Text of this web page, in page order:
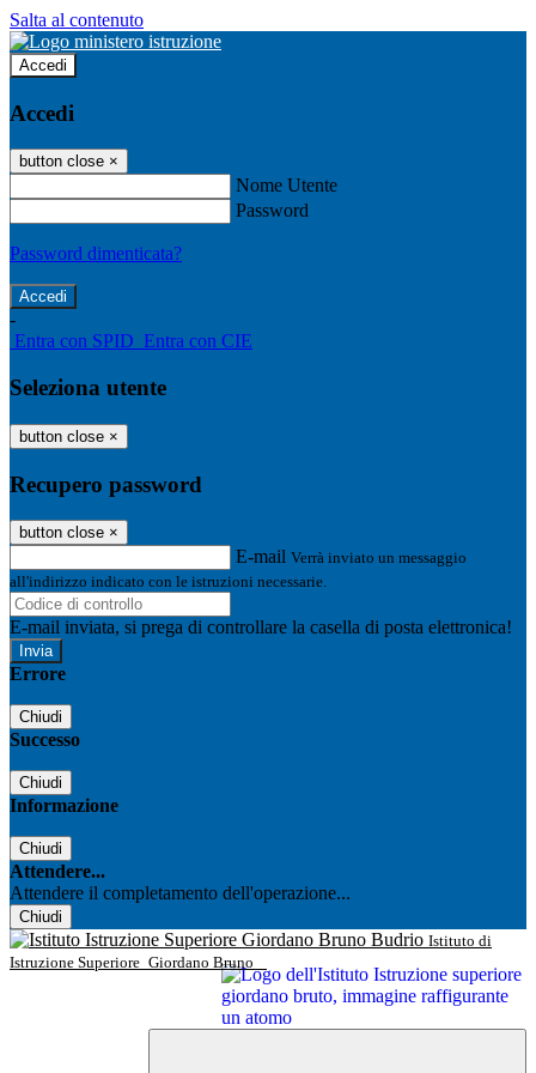
Salta al contenuto
Accedi
Accedi
button close ×
Nome Utente
Password
Password dimenticata?
-
Entra con SPID Entra con CIE
Seleziona utente
button close ×
Recupero password
button close ×
E-mail Verrà inviato un messaggio
all'indirizzo indicato con le istruzioni necessarie.
E-mail inviata, si prega di controllare la casella di posta elettronica!
Errore
Chiudi
Successo
Chiudi
Informazione
Chiudi
Attendere...
Attendere il completamento dell'operazione...
Chiudi
Istituto di
Istruzione Superiore Giordano Bruno